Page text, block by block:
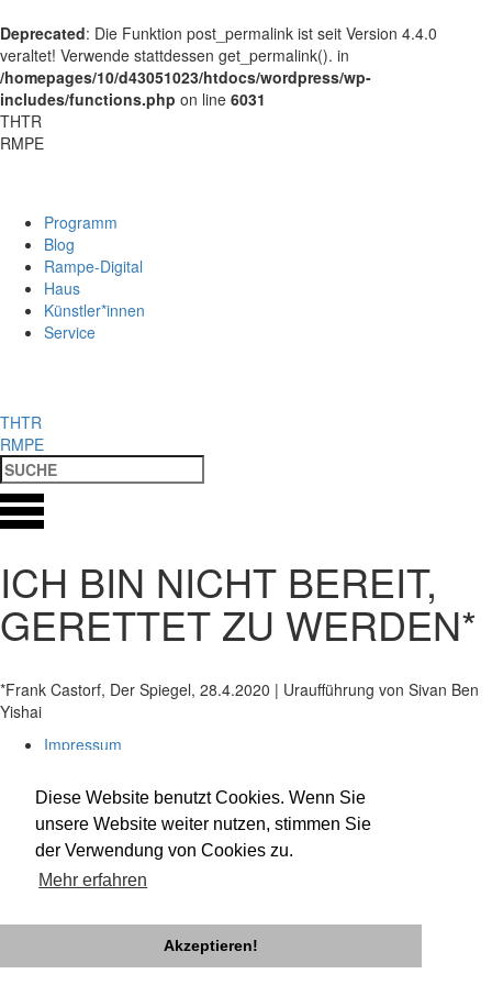
Diese Website benutzt Cookies. Wenn Sie
unsere Website weiter nutzen, stimmen Sie
der Verwendung von Cookies zu.
Mehr erfahren
Akzeptieren!
Deprecated: Die Funktion post_permalink ist seit Version 4.4.0
veraltet! Verwende stattdessen get_permalink(). in
/homepages/10/d43051023/htdocs/wordpress/wp-
includes/functions.php on line 6031
THTR
RMPE
Programm
Blog
Rampe-Digital
Haus
Künstler*innen
Service
THTR
RMPE
ICH BIN NICHT BEREIT,
GERETTET ZU WERDEN*
*Frank Castorf, Der Spiegel, 28.4.2020 | Uraufführung von Sivan Ben
Yishai
Impressum
Newsletter
facebook
twitter
instagram